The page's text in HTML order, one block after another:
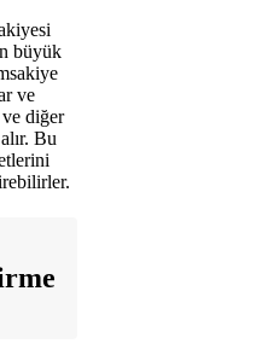
büyük
ve
diğer
Bu